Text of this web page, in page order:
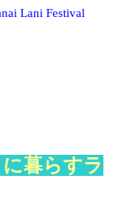
Lani Festival
暮らすラ